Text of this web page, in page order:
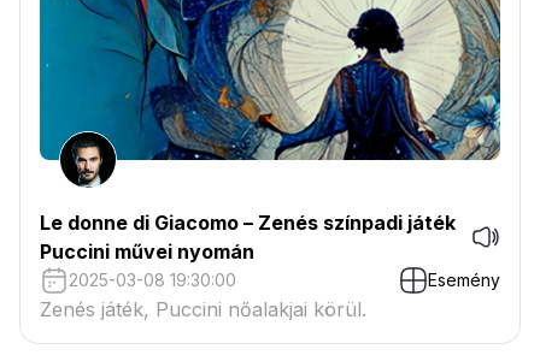
Le donne di Giacomo – Zenés színpadi játék
Puccini művei nyomán
2025-03-08 19:30:00 Esemény
Zenés játék, Puccini nőalakjai körül.